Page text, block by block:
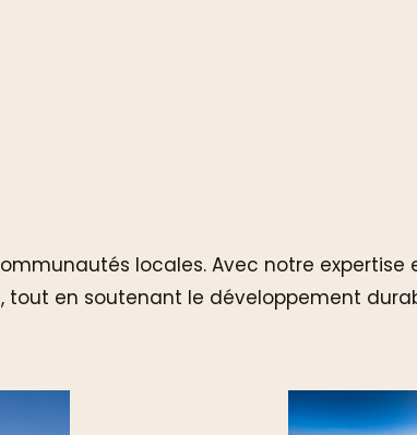
locales. Avec notre expertise
tout en soutenant le développement